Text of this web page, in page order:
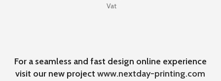
Vat
For a seamless and fast design online experience
visit our new projectwww.nextday-printing.com